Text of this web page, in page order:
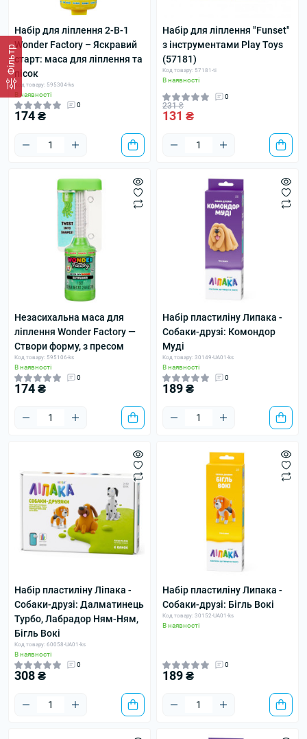
Фільтр
Набір для ліплення 2-В-1
Wonder Factory – Яскравий
старт: маса для ліплення та
пісок
Код товару: 595304-ks
В наявності
0
174 ₴
Набір для ліплення "Funset"
з інструментами Play Toys
(57181)
Код товару: 57181-ti
В наявності
0
231 ₴
131 ₴
Незасихальна маса для
ліплення Wonder Factory —
Створи форму, з пресом
Код товару: 595106-ks
В наявності
0
174 ₴
Набір пластиліну Липака -
Собаки-друзі: Комондор
Муді
Код товару: 30149-UA01-ks
В наявності
0
189 ₴
Набір пластиліну Ліпака -
Собаки-друзі: Далматинець
Турбо, Лабрадор Ням-Ням,
Бігль Вокі
Код товару: 60058-UA01-ks
В наявності
0
308 ₴
Набір пластиліну Липака -
Собаки-друзі: Бігль Вокі
Код товару: 30152-UA01-ks
В наявності
0
189 ₴